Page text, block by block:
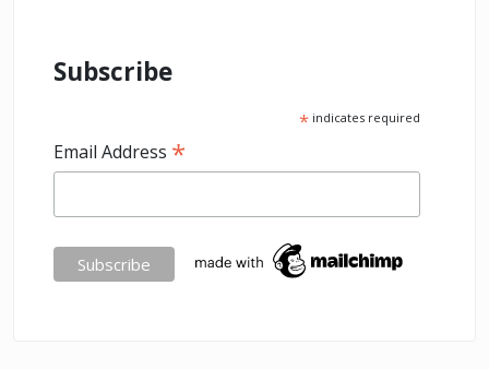
Subscribe
* indicates required
Email Address *